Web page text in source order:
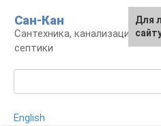
контенту
Сан-Кан
Сантехника, канализация,
септики
English
Для